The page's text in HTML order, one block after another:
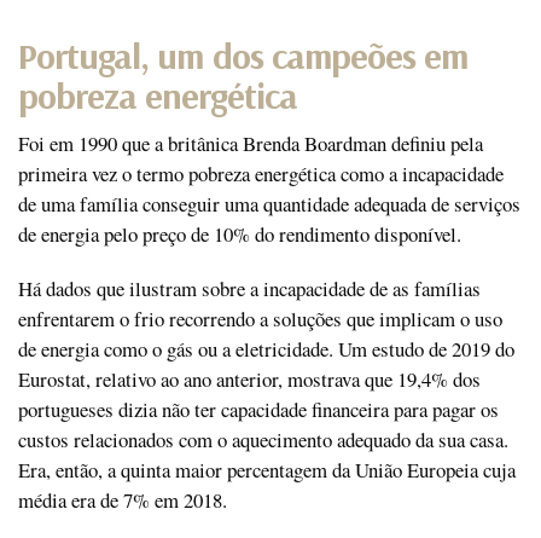
Portugal, um dos campeões em
pobreza energética
Foi em 1990 que a britânica Brenda Boardman definiu pela
primeira vez o termo pobreza energética como a incapacidade
de uma família conseguir uma quantidade adequada de serviços
de energia pelo preço de 10% do rendimento disponível.
Há dados que ilustram sobre a incapacidade de as famílias
enfrentarem o frio recorrendo a soluções que implicam o uso
de energia como o gás ou a eletricidade. Um estudo de 2019 do
Eurostat, relativo ao ano anterior, mostrava que 19,4% dos
portugueses dizia não ter capacidade financeira para pagar os
custos relacionados com o aquecimento adequado da sua casa.
Era, então, a quinta maior percentagem da União Europeia cuja
média era de 7% em 2018.